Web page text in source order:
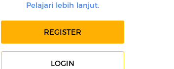
Pelajari lebih lanjut.
REGISTER
LOGIN